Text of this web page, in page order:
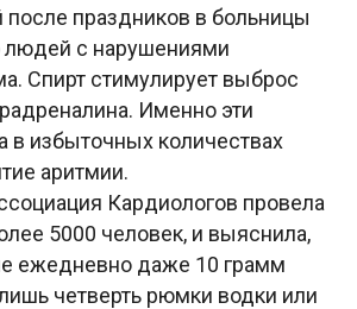
после праздников в больницы
людей с нарушениями
Спирт стимулирует выброс
Именно эти
в избыточных количествах
аритмии.
Кардиологов провела
5000 человек, и выяснила,
ежедневно даже 10 грамм
четверть рюмки водки или